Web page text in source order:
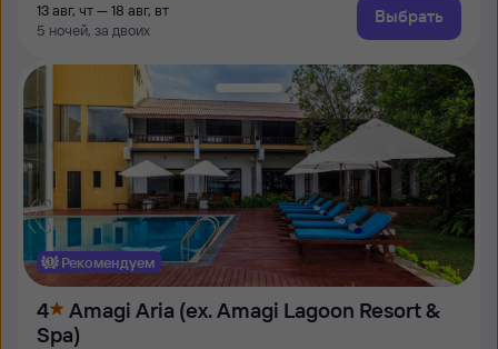
13 авг, чт — 18 авг, вт
5 ночей, за двоих
Выбрать
Рекомендуем
4
Amagi Aria (ex. Amagi Lagoon Resort &
Spa)